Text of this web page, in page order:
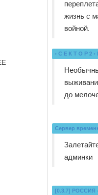
жизнь с
войной.
• С Е К Т О Р 2
до
Сервер
админки
[0.3.7] РОССИЯ